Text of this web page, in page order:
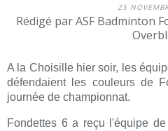
25
Rédigé par ASF Badminton
A la Choisille hier soir, les
défendaient les couleurs de
journée de championnat.
Fondettes 6 a reçu l'équipe